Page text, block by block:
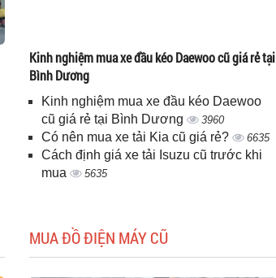
Kinh nghiệm mua xe đầu kéo Daewoo cũ giá rẻ tại
Bình Dương
Kinh nghiệm mua xe đầu kéo Daewoo
cũ giá rẻ tại Bình Dương
3960
Có nên mua xe tải Kia cũ giá rẻ? 6635
Cách định giá xe tải Isuzu cũ trước khi
mua
5635
MUA ĐỒ ĐIỆN MÁY CŨ